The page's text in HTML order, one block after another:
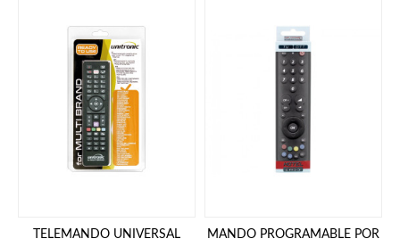
TELEMANDO UNIVERSAL MANDO PROGRAMABLE POR